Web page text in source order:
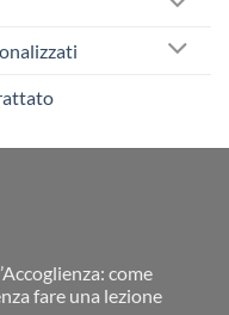
come
fare una lezione